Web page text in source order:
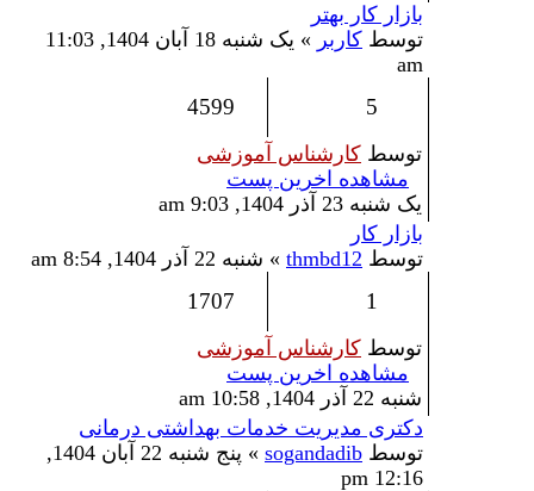
بازار کار بهتر
توسط کاربر
» یک شنبه 18 آبان 1404, 11:03
am
5
4599
توسط کارشناس آموزشی
مشاهده اخرین پست
یک شنبه 23 آذر 1404, 9:03 am
بازار کار
توسط thmbd12 » شنبه 22 آذر 1404, 8:54 am
1
1707
توسط کارشناس آموزشی
مشاهده اخرین پست
شنبه 22 آذر 1404, 10:58 am
دکتری مدیریت خدمات بهداشتی درمانی
توسط sogandadib
» پنج شنبه 22 آبان 1404,
12:16 pm